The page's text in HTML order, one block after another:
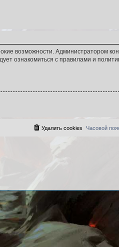
возможности. Администратором
ознакомиться с правилами и
Часовой
Удалить cookies